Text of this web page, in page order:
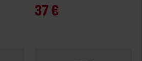
37 €